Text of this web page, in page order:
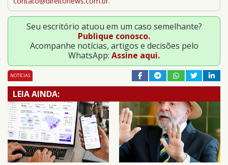
Seu escritório atuou em um caso semelhante?
Publique conosco.
Acompanhe notícias, artigos e decisões pelo
WhatsApp: Assine aqui.
NOTÍCIAS
LEIA AINDA: